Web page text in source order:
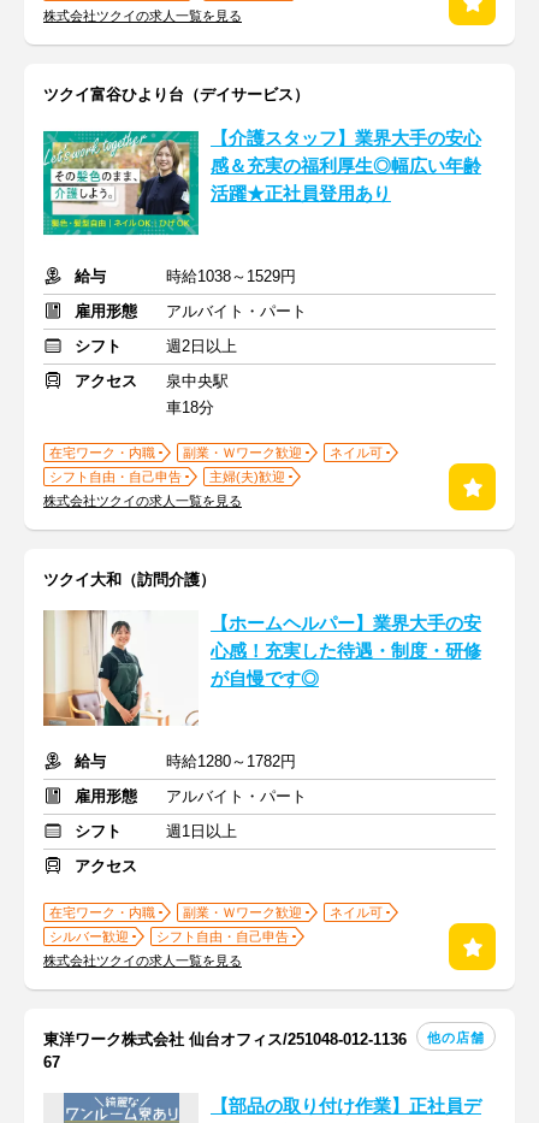
株式会社ツクイの求人一覧を見る
ツクイ富谷ひより台（デイサービス）
【介護スタッフ】業界大手の安心
感＆充実の福利厚生◎幅広い年齢
活躍★正社員登用あり
給与
時給1038～1529円
雇用形態
アルバイト・パート
シフト
週2日以上
アクセス
泉中央駅
車18分
在宅ワーク・内職 副業・Ｗワーク歓迎
ネイル可
シフト自由・自己申告
主婦(夫)歓迎
株式会社ツクイの求人一覧を見る
ツクイ大和（訪問介護）
【ホームヘルパー】業界大手の安
心感！充実した待遇・制度・研修
が自慢です◎
給与
時給1280～1782円
雇用形態
アルバイト・パート
シフト
週1日以上
アクセス
在宅ワーク・内職 副業・Ｗワーク歓迎
ネイル可
シルバー歓迎
シフト自由・自己申告
株式会社ツクイの求人一覧を見る
東洋ワーク株式会社 仙台オフィス/251048-012-1136
67
他の店舗
【部品の取り付け作業】正社員デ